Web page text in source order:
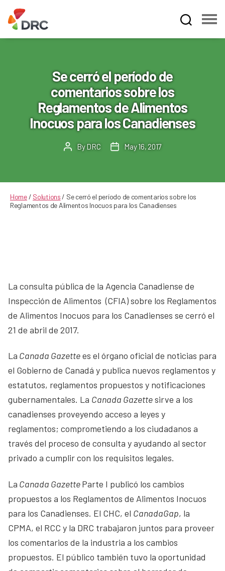
Dispute
Resolution
Corporation
Se cerró el período de
comentarios sobre los
Reglamentos de Alimentos
Inocuos para los Canadienses
PostBy DRC
PostMay 16, 2017
Home/ Solutions / Se cerró el período de comentarios sobre los
Reglamentos de Alimentos Inocuos para los Canadienses
La consulta pública de la Agencia Canadiense de
Inspección de Alimentos (CFIA) sobre los Reglamentos
de Alimentos Inocuos para los Canadienses se cerró el
21 de abril de 2017.
La Canada Gazettees el órgano oficial de noticias para
el Gobierno de Canadá y publica nuevos reglamentos y
estatutos, reglamentos propuestos y notificaciones
gubernamentales. La Canada Gazettesirve a los
canadienses proveyendo acceso a leyes y
reglamentos; comprometiendo a los ciudadanos a
través del proceso de consulta y ayudando al sector
privado a cumplir con los requisitos legales.
La Canada GazetteParte I publicó los cambios
propuestos a los Reglamentos de Alimentos Inocuos
para los Canadienses. El CHC, el CanadaGap, la
CPMA, el RCC y la DRC trabajaron juntos para proveer
los comentarios de la industria a los cambios
propuestos. El público también tuvo la oportunidad